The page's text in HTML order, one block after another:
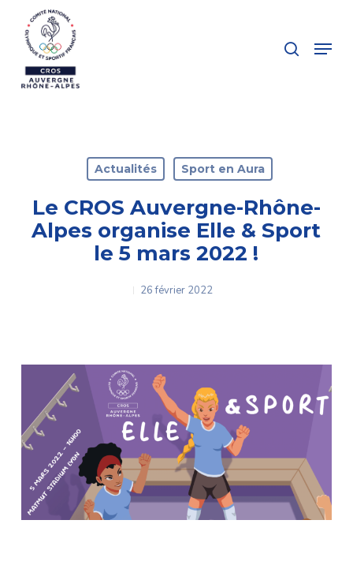
main
content
Menu
Actualités Sport en Aura
Le CROS Auvergne-Rhône-
Alpes organise Elle & Sport
le 5 mars 2022 !
26 février 2022
Close